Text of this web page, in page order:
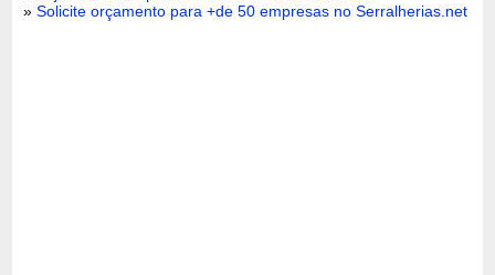
»Solicite orçamento para +de 50 empresas no Serralherias.net